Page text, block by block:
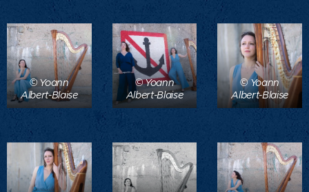
© Yoann
Albert-Blaise
© Yoann
Albert-Blaise
© Yoann
Albert-Blaise